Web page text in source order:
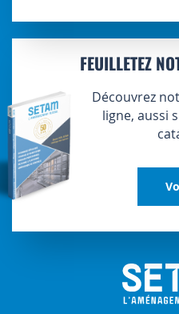
FEUILLETEZ
Découvrez
ligne, aussi